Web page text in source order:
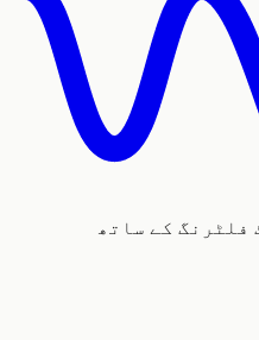
کے ساتھ